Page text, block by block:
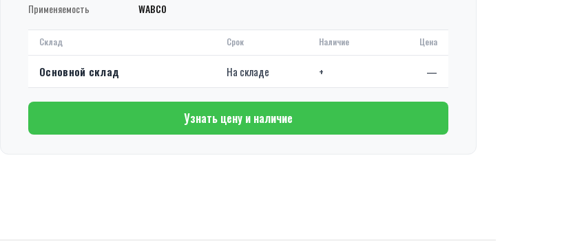
Применяемость
WABCO
Склад Срок Наличие Цена
Основной склад На складе + —
Узнать цену и наличие